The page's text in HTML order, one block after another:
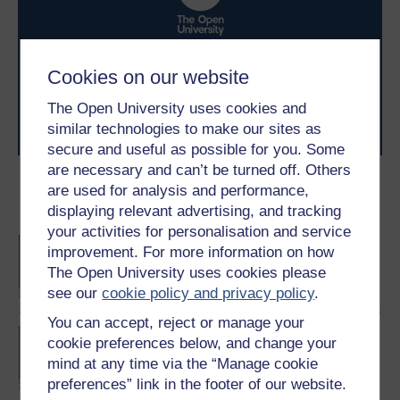
Cookies on our website
The Open University uses cookies and
similar technologies to make our sites as
secure and useful as possible for you. Some
are necessary and can’t be turned off. Others
are used for analysis and performance,
displaying relevant advertising, and tracking
your activities for personalisation and service
improvement. For more information on how
The Open University uses cookies please
see ourcookie policy and privacy policy.
You can accept, reject or manage your
cookie preferences below, and change your
mind at any time via the “Manage cookie
preferences” link in the footer of our website.
Dewch yn fyfyriwr gyda’r
Brifysgol Agored
BA/BSc (Honours) Open
degree
Concepts in chemistry
ni a byddwch yn ymuno â thros 2 filiwn o fyfyrwyr sydd
Brifysgol Agored.
Porwch drwy holl gyrsiau’r Brifysgol Agored